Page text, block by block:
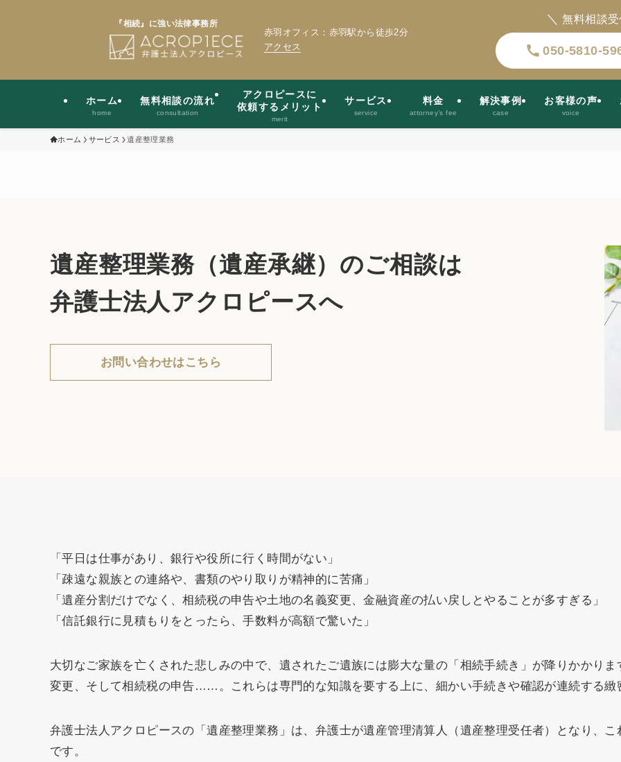
ホーム
home
無料相談の流れ
consultation
アクロピースに
依頼するメリット
merit
サービス
service
料金
attorney’s fee
解決事例
case
お客様の声
voice
『相続』に強い法律事務所
赤羽オフィス：赤羽駅から徒歩2分
アクセス
＼無料相談
050-5810-
ホーム サービス 遺産整理業務
遺産整理業務（遺産承継） のご相談は
弁護士法人アクロピースへ
お問い合わせはこちら
「平日は仕事があり、銀行や役所に行く時間がない」
「疎遠な親族との連絡や、書類のやり取りが精神的に苦痛」
「遺産分割だけでなく、相続税の申告や土地の名義変更、金融資産の払い戻しとやることが多すぎる」
「信託銀行に見積もりをとったら、手数料が高額で驚いた」
大切なご家族を亡くされた悲しみの中で、遺されたご遺族には膨大な量の「相続手続き」が降りかかり
変更、そして相続税の申告……。これらは専門的な知識を要する上に、細かい手続きや確認が連続する緻
弁護士法人アクロピースの「遺産整理業務」は、弁護士が遺産管理清算人（遺産整理受任者）となり、こ
です。